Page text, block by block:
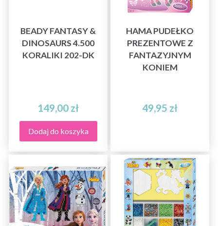
BEADY FANTASY &
DINOSAURS 4.500
KORALIKI 202-DK
149,00 zł
Dodaj do koszyka
HAMA PUDEŁKO
PREZENTOWE Z
FANTAZYJNYM
KONIEM
49,95 zł